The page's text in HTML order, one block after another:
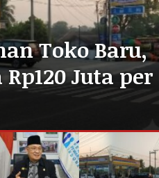
Toko Baru,
Juta per